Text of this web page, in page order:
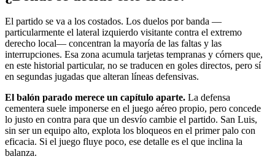
El partido se va a los costados. Los duelos por banda —
particularmente el lateral izquierdo visitante contra el extremo
derecho local— concentran la mayoría de las faltas y las
interrupciones. Esa zona acumula tarjetas tempranas y córners que,
en este historial particular, no se traducen en goles directos, pero sí
en segundas jugadas que alteran líneas defensivas.
El balón parado merece un capítulo aparte. La defensa
cementera suele imponerse en el juego aéreo propio, pero concede
lo justo en contra para que un desvío cambie el partido. San Luis,
sin ser un equipo alto, explota los bloqueos en el primer palo con
eficacia. Si el juego fluye poco, ese detalle es el que inclina la
balanza.